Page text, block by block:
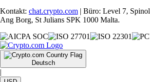
Kontakt: chat.crypto.com | Büro: Level 7,
Ang Borg, St Julians SPK 1000 Malta.
Deutsch
|